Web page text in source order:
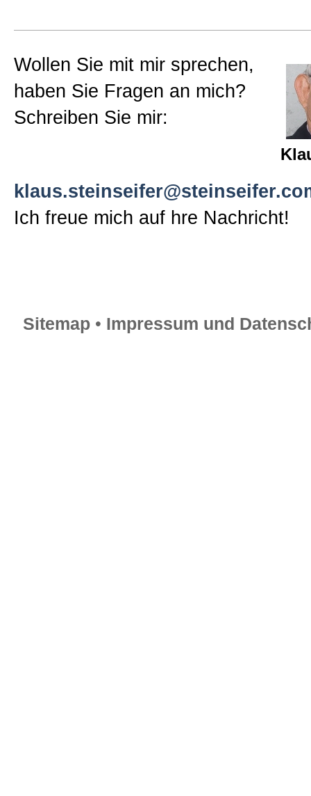
Wollen Sie mit mir sprechen,
haben Sie Fragen an mich?
Schreiben Sie mir:
Ich freue mich auf hre Nachricht!
Sitemap • Impressum und